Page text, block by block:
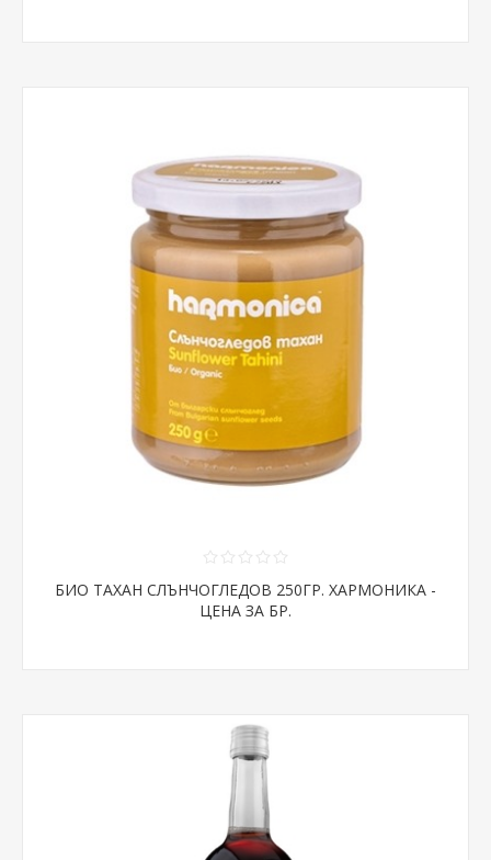
БИО ТАХАН СЛЪНЧОГЛЕДОВ 250ГР. ХАРМОНИКА -
ЦЕНА ЗА БР.